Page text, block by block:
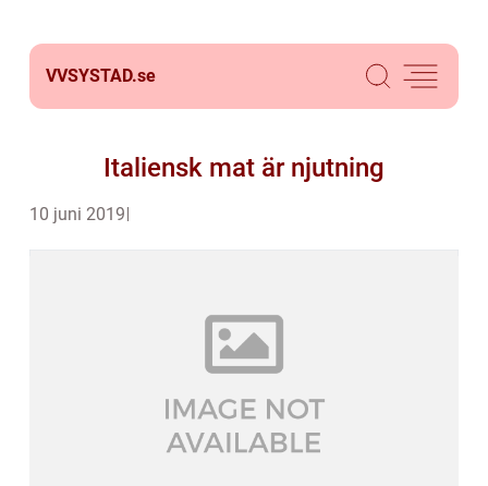
VVSYSTAD.se
Italiensk mat är njutning
10 juni 2019